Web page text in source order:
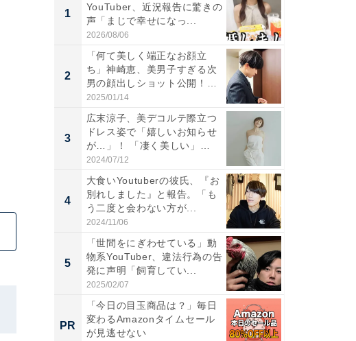
1
YouTuber、近況報告に驚きの
声「まじで幸せになっ...
2026/08/06
2
「何て美しく端正なお顔立
ち」神崎恵、美男子すぎる次
男の顔出しショット公開！
「め...
2025/01/14
3
広末涼子、美デコルテ際立つ
ドレス姿で「嬉しいお知らせ
が…」！ 「凄く美しい」
「透...
2024/07/12
4
大食いYoutuberの彼氏、『お
別れしました』と報告。「も
う二度と会わない方が...
2024/11/06
5
「世間をにぎわせている」動
物系YouTuber、違法行為の告
発に声明「飼育してい...
2025/02/07
PR
「今日の目玉商品は？」毎日
変わるAmazonタイムセール
が見逃せない